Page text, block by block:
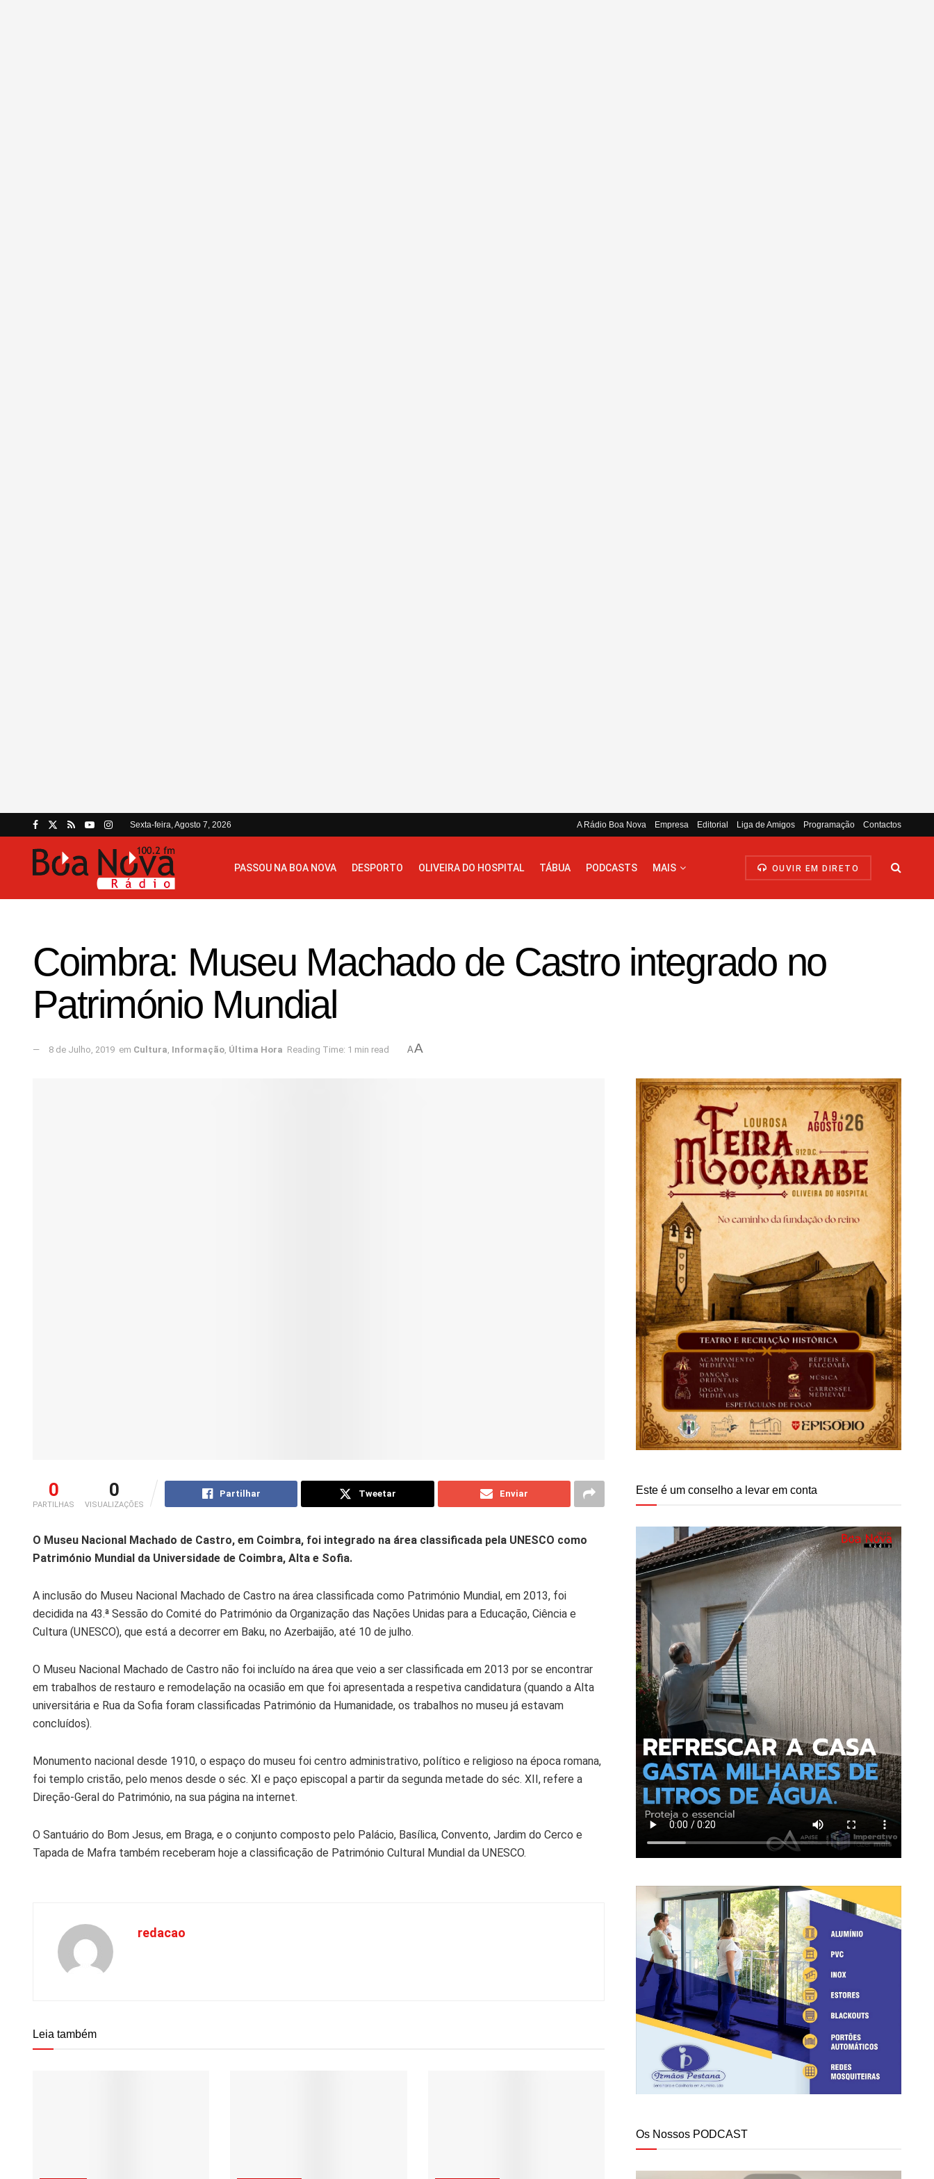
Sexta-feira, Agosto 7, 2026 A Rádio Boa Nova Empresa Editorial Liga de Amigos Programação Contactos
PASSOU NA BOA NOVA DESPORTO OLIVEIRA DO HOSPITAL TÁBUA PODCASTS MAIS OUVIR EM DIRETO
Coimbra: Museu Machado de Castro integrado no
Património Mundial
8 de Julho, 2019 em Cultura, Informação, Última Hora Reading Time: 1 min read AA
0
PARTILHAS
0
VISUALIZAÇÕES
Partilhar Tweetar Enviar
O Museu Nacional Machado de Castro, em Coimbra, foi integrado na área classificada pela UNESCO como
Património Mundial da Universidade de Coimbra, Alta e Sofia.
A inclusão do Museu Nacional Machado de Castro na área classificada como Património Mundial, em 2013, foi
decidida na 43.ª Sessão do Comité do Património da Organização das Nações Unidas para a Educação, Ciência e
Cultura (UNESCO), que está a decorrer em Baku, no Azerbaijão, até 10 de julho.
O Museu Nacional Machado de Castro não foi incluído na área que veio a ser classificada em 2013 por se encontrar
em trabalhos de restauro e remodelação na ocasião em que foi apresentada a respetiva candidatura (quando a Alta
universitária e Rua da Sofia foram classificadas Património da Humanidade, os trabalhos no museu já estavam
concluídos).
Monumento nacional desde 1910, o espaço do museu foi centro administrativo, político e religioso na época romana,
foi templo cristão, pelo menos desde o séc. XI e paço episcopal a partir da segunda metade do séc. XII, refere a
Direção-Geral do Património, na sua página na internet.
O Santuário do Bom Jesus, em Braga, e o conjunto composto pelo Palácio, Basílica, Convento, Jardim do Cerco e
Tapada de Mafra também receberam hoje a classificação de Património Cultural Mundial da UNESCO.
redacao
Leia também
Este é um conselho a levar em conta
Os Nossos PODCAST